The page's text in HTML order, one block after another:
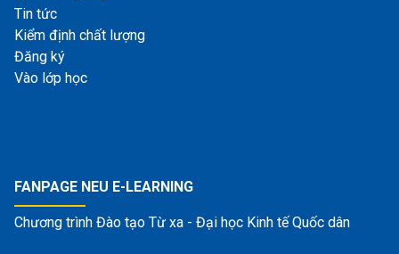
Tin tức
Kiểm định chất lượng
Đăng ký
Vào lớp học
FANPAGE NEU E-LEARNING
Chương trình Đào tạo Từ xa - Đại học Kinh tế Quốc dân